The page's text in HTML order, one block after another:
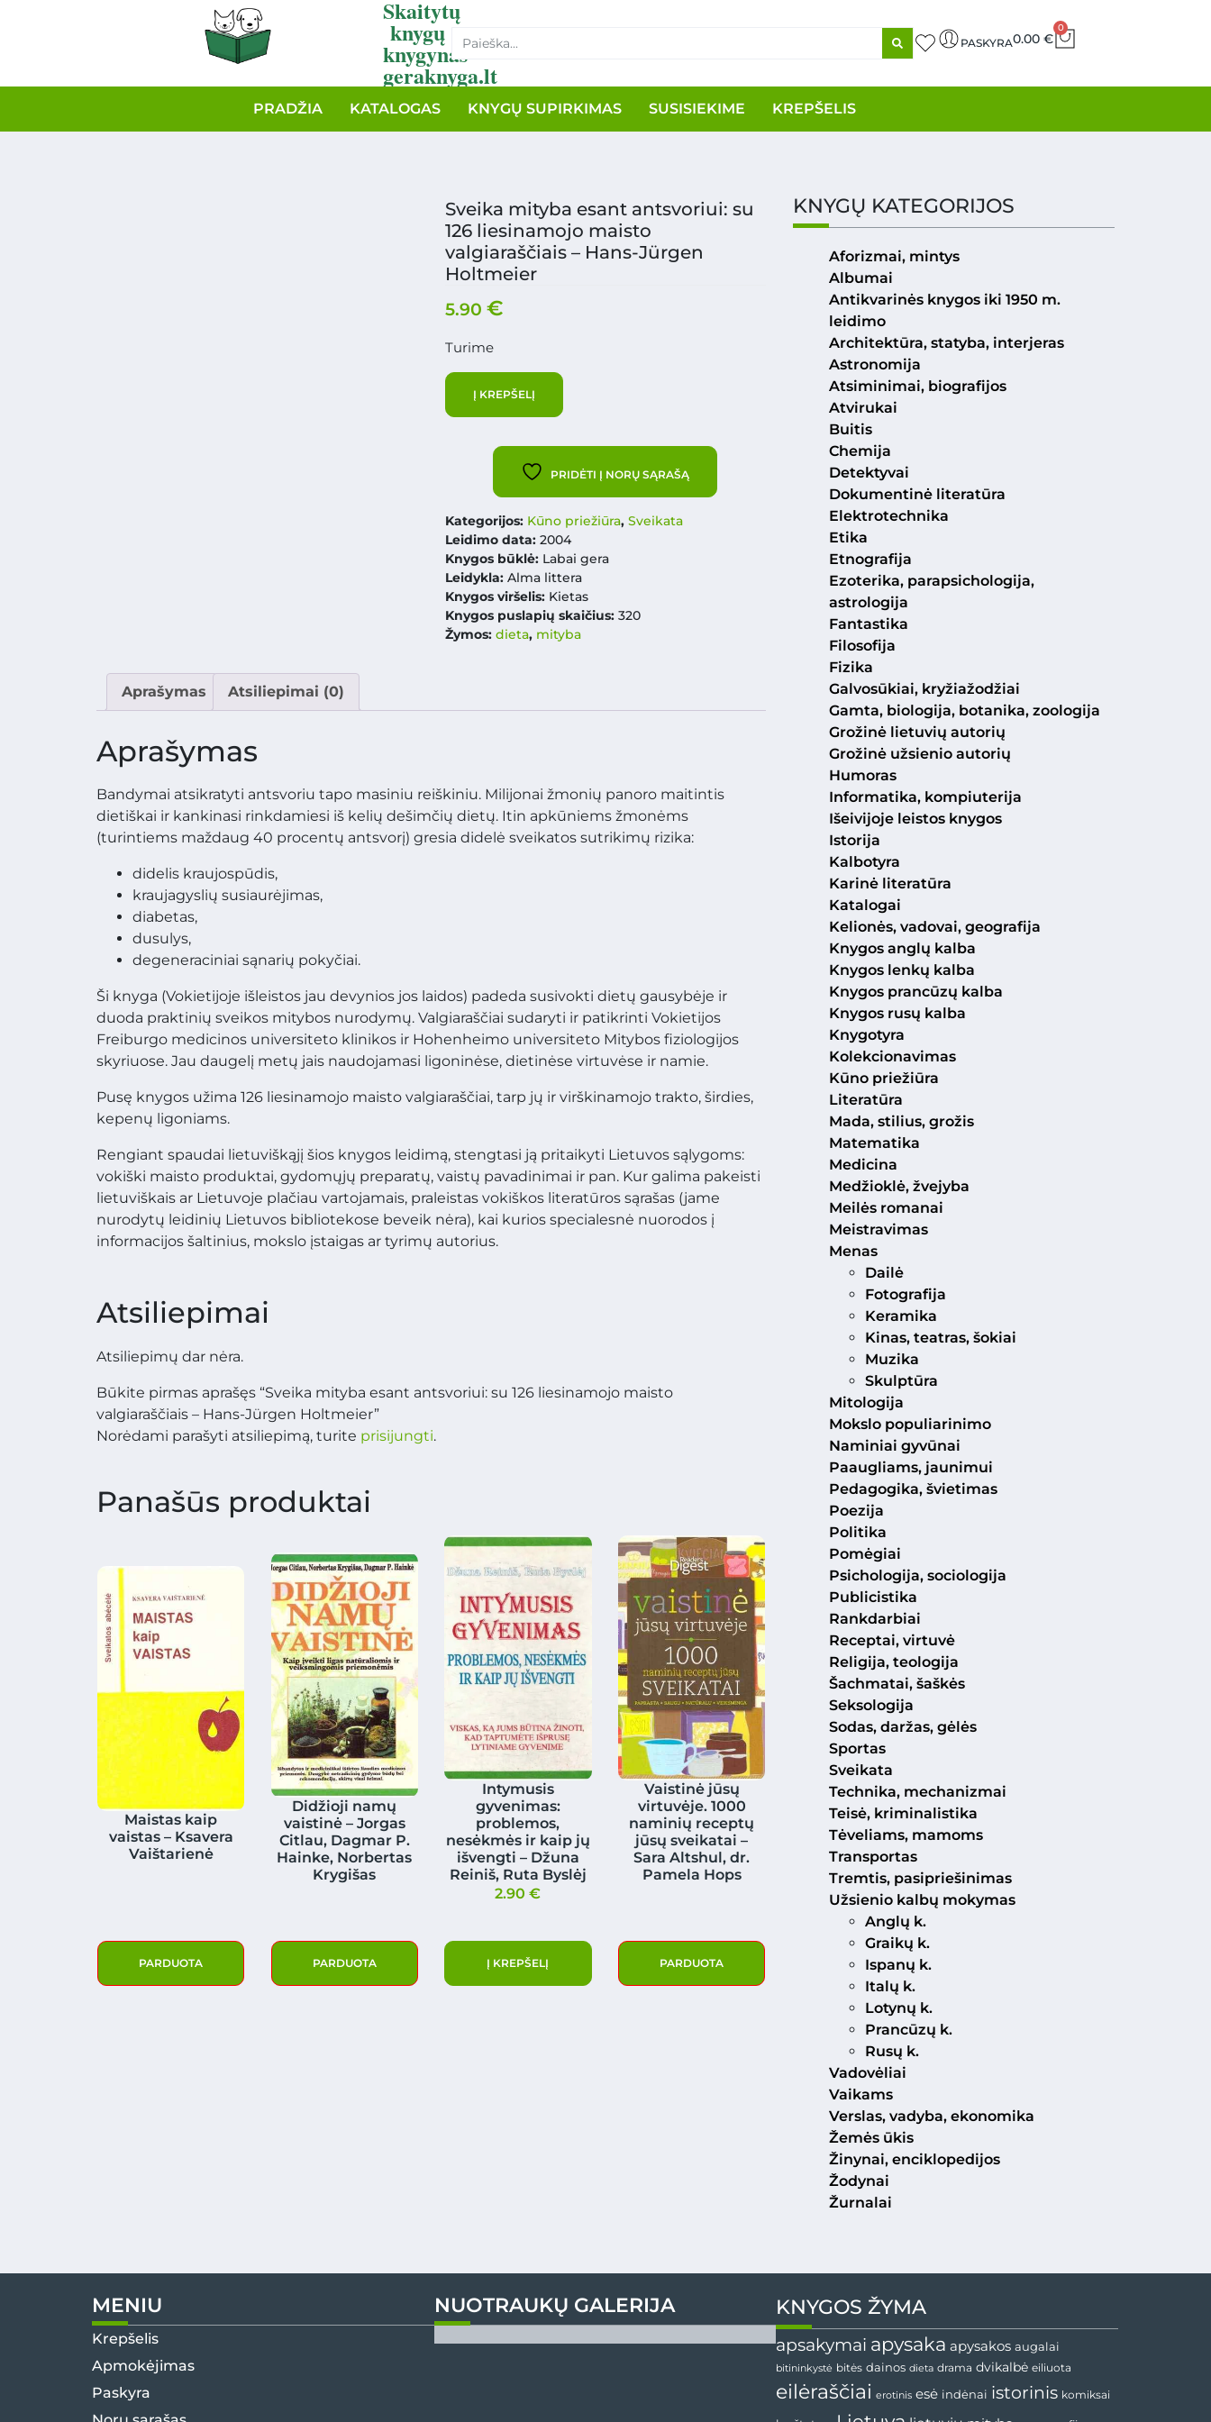
Skaitytų
knygų
knygynas
geraknyga.lt
PASKYRA0.00 €
0
PRADŽIA KATALOGAS KNYGŲ SUPIRKIMAS SUSISIEKIME KREPŠELIS
Sveika mityba esant antsvoriui: su
126 liesinamojo maisto
valgiaraščiais – Hans-Jürgen
Holtmeier
5.90 €
Turime
Į KREPŠELĮ
PRIDĖTI Į NORŲ SĄRAŠĄ
Kategorijos: Kūno priežiūra, Sveikata
Leidimo data:2004
Knygos būklė: Labai gera
Leidykla:Alma littera
Knygos viršelis: Kietas
Knygos puslapių skaičius: 320
Žymos: dieta, mityba
Aprašymas Atsiliepimai (0)
Aprašymas
Bandymai atsikratyti antsvoriu tapo masiniu reiškiniu. Milijonai žmonių panoro maitintis
dietiškai ir kankinasi rinkdamiesi iš kelių dešimčių dietų. Itin apkūniems žmonėms
(turintiems maždaug 40 procentų antsvorį) gresia didelė sveikatos sutrikimų rizika:
didelis kraujospūdis,
kraujagyslių susiaurėjimas,
diabetas,
dusulys,
degeneraciniai sąnarių pokyčiai.
Ši knyga (Vokietijoje išleistos jau devynios jos laidos) padeda susivokti dietų gausybėje ir
duoda praktinių sveikos mitybos nurodymų. Valgiaraščiai sudaryti ir patikrinti Vokietijos
Freiburgo medicinos universiteto klinikos ir Hohenheimo universiteto Mitybos fiziologijos
skyriuose. Jau daugelį metų jais naudojamasi ligoninėse, dietinėse virtuvėse ir namie.
Pusę knygos užima 126 liesinamojo maisto valgiaraščiai, tarp jų ir virškinamojo trakto, širdies,
kepenų ligoniams.
Rengiant spaudai lietuviškąjį šios knygos leidimą, stengtasi ją pritaikyti Lietuvos sąlygoms:
vokiški maisto produktai, gydomųjų preparatų, vaistų pavadinimai ir pan. Kur galima pakeisti
lietuviškais ar Lietuvoje plačiau vartojamais, praleistas vokiškos literatūros sąrašas (jame
nurodytų leidinių Lietuvos bibliotekose beveik nėra), kai kurios specialesnė nuorodos į
informacijos šaltinius, mokslo įstaigas ar tyrimų autorius.
Atsiliepimai
Atsiliepimų dar nėra.
Būkite pirmas aprašęs “Sveika mityba esant antsvoriui: su 126 liesinamojo maisto
valgiaraščiais – Hans-Jürgen Holtmeier”
Norėdami parašyti atsiliepimą, turite prisijungti.
Panašūs produktai
Maistas kaip
vaistas – Ksavera
Vaištarienė
PARDUOTA
Didžioji namų
vaistinė – Jorgas
Citlau, Dagmar P.
Hainke, Norbertas
Krygišas
PARDUOTA
Intymusis
gyvenimas:
problemos,
nesėkmės ir kaip jų
išvengti – Džuna
Reiniš, Ruta Byslėj
2.90€
Į KREPŠELĮ
Vaistinė jūsų
virtuvėje. 1000
naminių receptų
jūsų sveikatai –
Sara Altshul, dr.
Pamela Hops
PARDUOTA
KNYGŲ KATEGORIJOS
Aforizmai, mintys
Albumai
Antikvarinės knygos iki 1950 m.
leidimo
Architektūra, statyba, interjeras
Astronomija
Atsiminimai, biografijos
Atvirukai
Buitis
Chemija
Detektyvai
Dokumentinė literatūra
Elektrotechnika
Etika
Etnografija
Ezoterika, parapsichologija,
astrologija
Fantastika
Filosofija
Fizika
Galvosūkiai, kryžiažodžiai
Gamta, biologija, botanika, zoologija
Grožinė lietuvių autorių
Grožinė užsienio autorių
Humoras
Informatika, kompiuterija
Išeivijoje leistos knygos
Istorija
Kalbotyra
Karinė literatūra
Katalogai
Kelionės, vadovai, geografija
Knygos anglų kalba
Knygos lenkų kalba
Knygos prancūzų kalba
Knygos rusų kalba
Knygotyra
Kolekcionavimas
Kūno priežiūra
Literatūra
Mada, stilius, grožis
Matematika
Medicina
Medžioklė, žvejyba
Meilės romanai
Meistravimas
Menas
Dailė
Fotografija
Keramika
Kinas, teatras, šokiai
Muzika
Skulptūra
Mitologija
Mokslo populiarinimo
Naminiai gyvūnai
Paaugliams, jaunimui
Pedagogika, švietimas
Poezija
Politika
Pomėgiai
Psichologija, sociologija
Publicistika
Rankdarbiai
Receptai, virtuvė
Religija, teologija
Šachmatai, šaškės
Seksologija
Sodas, daržas, gėlės
Sportas
Sveikata
Technika, mechanizmai
Teisė, kriminalistika
Tėveliams, mamoms
Transportas
Tremtis, pasipriešinimas
Užsienio kalbų mokymas
Anglų k.
Graikų k.
Ispanų k.
Italų k.
Lotynų k.
Prancūzų k.
Rusų k.
Vadovėliai
Vaikams
Verslas, vadyba, ekonomika
Žemės ūkis
Žinynai, enciklopedijos
Žodynai
Žurnalai
MENIU
Krepšelis
Apmokėjimas
Paskyra
NUOTRAUKŲ GALERIJA KNYGOS ŽYMA
apsakymai apysaka apysakos augalai
bitininkystė bitės dainos dieta drama dvikalbė eiliuota
eilėraščiai erotinis esė indėnai istorinis komiksai